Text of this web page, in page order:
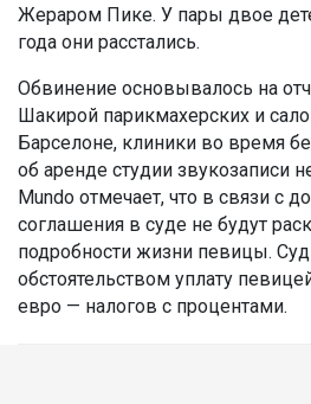
Жераром Пике. У пары двое
года они расстались.
Обвинение основывалось на
Шакирой парикмахерских и
Барселоне, клиники во время
об аренде студии звукозаписи
Mundo отмечает, что в связи с
соглашения в суде не будут
подробности жизни певицы.
обстоятельством уплату
евро — налогов с процентами.